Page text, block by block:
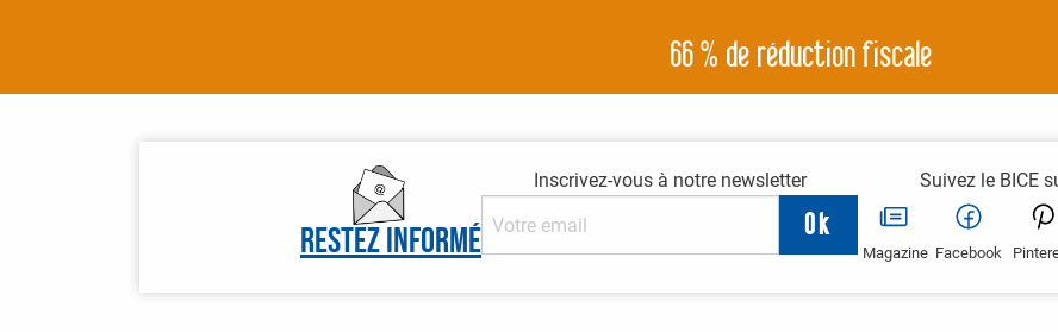
66 % de réduction fiscale
Restez informé
Inscrivez-vous à notre newsletter Suivez le BICE
Magazine Facebook